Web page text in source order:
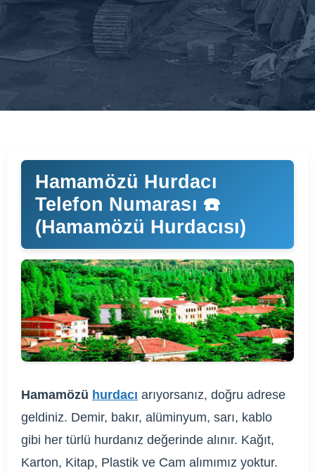
Hamamözü Hurdacı
Telefon Numarası ☎️
(Hamamözü Hurdacısı)
Hamamözü hurdacı arıyorsanız, doğru adrese
geldiniz. Demir, bakır, alüminyum, sarı, kablo
gibi her türlü hurdanız değerinde alınır. Kağıt,
Karton, Kitap, Plastik ve Cam alımımız yoktur.